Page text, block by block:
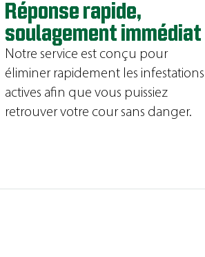
Réponse rapide,
soulagement immédiat
Notre service est conçu pour
éliminer rapidement les infestations
actives afin que vous puissiez
retrouver votre cour sans danger.